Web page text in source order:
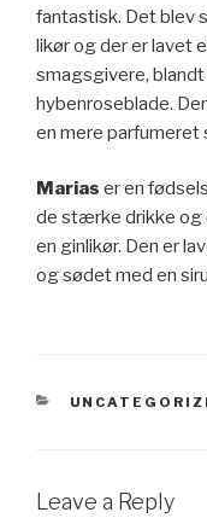
fantastisk. Det blev
likør og der er lavet
smagsgivere,
hybenroseblade.
en mere parfumeret
Marias er en
de stærke drikke og
en ginlikør. Den er
og sødet med en
CATEGORIES
Leave a Reply